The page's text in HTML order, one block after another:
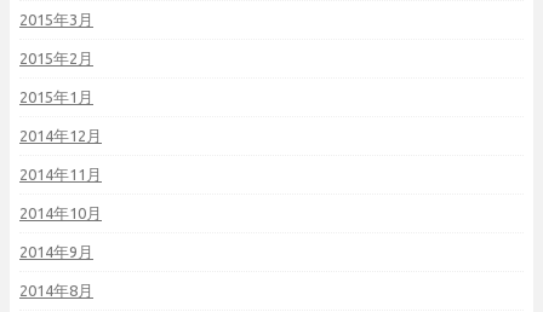
2015年3月
2015年2月
2015年1月
2014年12月
2014年11月
2014年10月
2014年9月
2014年8月